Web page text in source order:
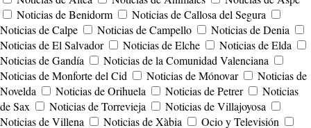
Noticias de Benidorm
Noticias de Callosa del Segura
Noticias de Calpe
Noticias de Campello
Noticias de Denia
Noticias de El Salvador
Noticias de Elche
Noticias de Elda
Noticias de Gandía
Noticias de la Comunidad Valenciana
Noticias de Monforte del Cid
Noticias de Mónovar
Noticias de
Novelda
Noticias de Orihuela Noticias de Petrer
Noticias
de Sax
Noticias de Torrevieja
Noticias de Villajoyosa
Noticias de Villena
Noticias de Xàbia
Ocio y Televisión